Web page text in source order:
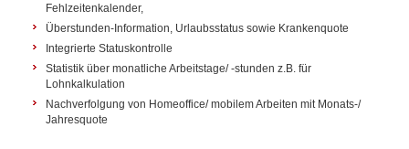
Fehlzeitenkalender,
Überstunden-Information, Urlaubsstatus sowie Krankenquote
Integrierte Statuskontrolle
Statistik über monatliche Arbeitstage/ -stunden z.B. für
Lohnkalkulation
Nachverfolgung von Homeoffice/ mobilem Arbeiten mit Monats-/
Jahresquote